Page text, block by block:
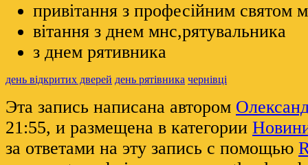
привітання з професійним святом
вітання з днем мнс,рятувальника
з днем рятивника
день відкритих дверей день рятівника чернівці
Эта запись написана автором
21:55, и размещена в категории
за ответами на эту запись с помощью